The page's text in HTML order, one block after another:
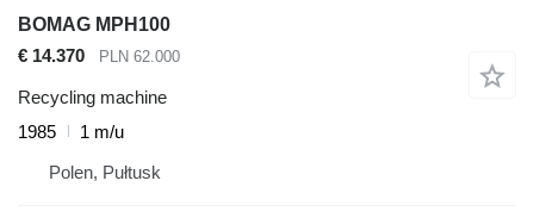
BOMAG MPH100
€ 14.370
PLN 62.000
Recycling machine
1985
1 m/u
Polen, Pułtusk